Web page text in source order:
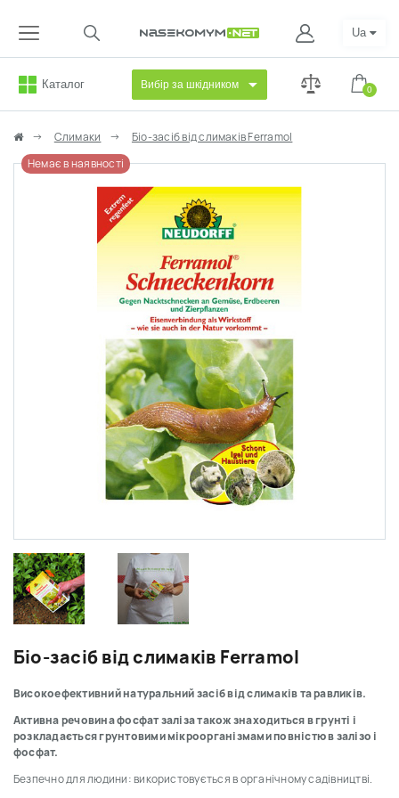
Каталог Вибір за шкідником 0
Ua
Слимаки
Біо-засіб від слимаків Ferramol
Немає в наявності
Біо-засіб від слимаків Ferramol
Високоефективний натуральний засіб від слимаків та равликів.
Активна речовина фосфат заліза також знаходиться в грунті і
розкладається грунтовими мікроорганізмами повністю в залізо і
фосфат.
Безпечно для людини: використовується в органічному садівництві.